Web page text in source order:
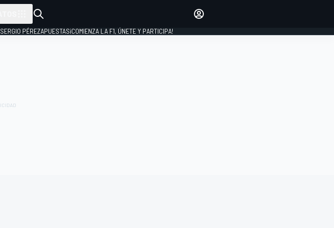
INICIAR SESIÓN
SERGIO PÉREZAPUESTAS¡COMIENZA LA F1, ÚNETE Y PARTICIPA!